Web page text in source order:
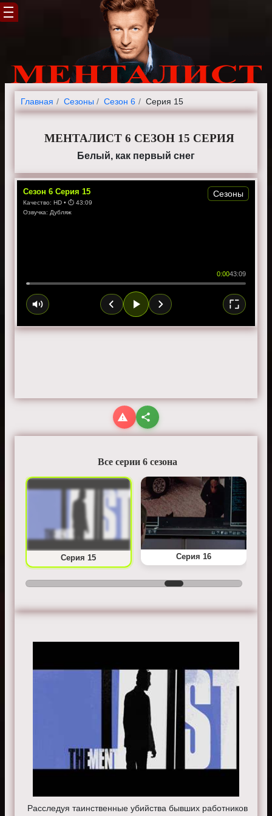
Главная Cезоны Сезон 6 Серия 15
МЕНТАЛИСТ 6 СЕЗОН 15 СЕРИЯ
Белый, как первый снег
Сезон 6 Серия 15
Качество: HD • ⏱ 43:09
Озвучка: Дубляж
0:0043:09
Сезоны
Все серии 6 сезона
Серия 15 Серия 16
Расследуя таинственные убийства бывших работников